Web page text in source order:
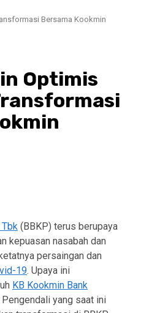
Bersama Kookmin
Optimis
Tbk (BBKP) terus berupaya
kepuasan nasabah dan
persaingan dan
19. Upaya ini
KB Kookmin Bank
yang saat ini